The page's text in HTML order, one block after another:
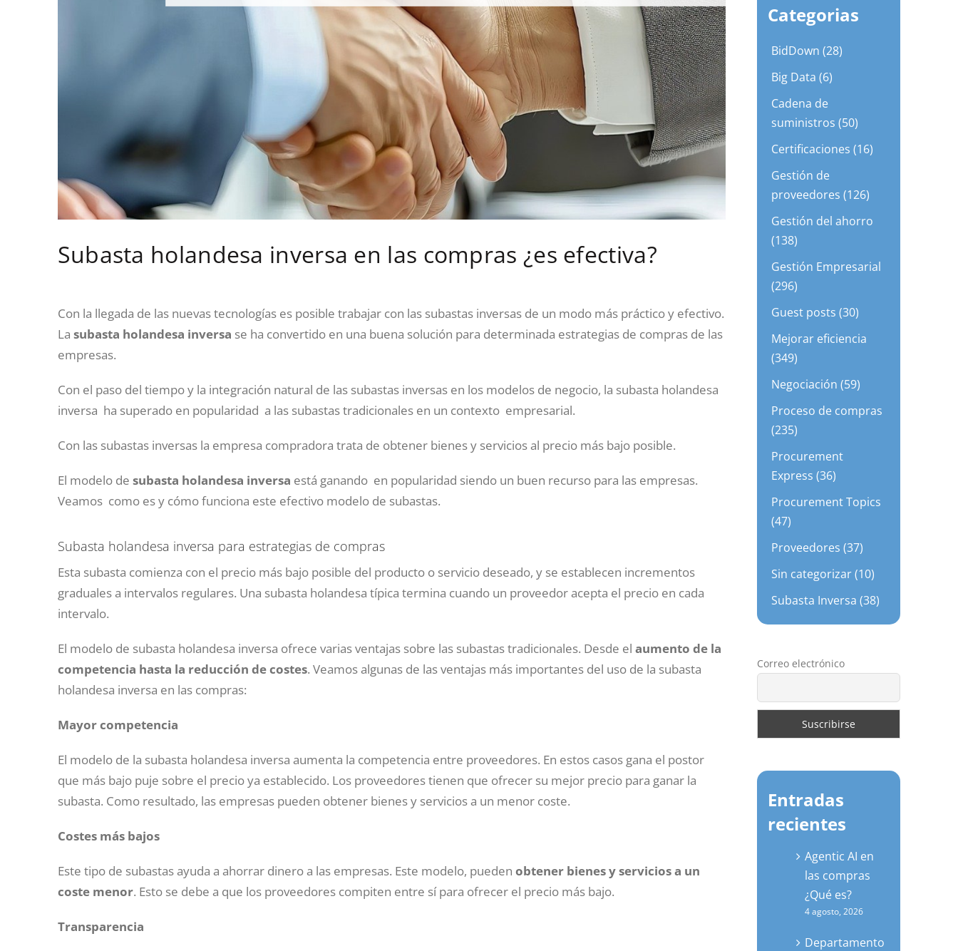
Subasta holandesa inversa en las compras ¿es efectiva?
Con la llegada de las nuevas tecnologías es posible trabajar con las subastas inversas de un modo más práctico y efectivo.
La subasta holandesa inversa se ha convertido en una buena solución para determinada estrategias de compras de las
empresas.
Con el paso del tiempo y la integración natural de las subastas inversas en los modelos de negocio, la subasta holandesa
inversa ha superado en popularidad a las subastas tradicionales en un contexto empresarial.
Con las subastas inversas la empresa compradora trata de obtener bienes y servicios al precio más bajo posible.
El modelo de subasta holandesa inversa está ganando en popularidad siendo un buen recurso para las empresas.
Veamos como es y cómo funciona este efectivo modelo de subastas.
Subasta holandesa inversa para estrategias de compras
Esta subasta comienza con el precio más bajo posible del producto o servicio deseado, y se establecen incrementos
graduales a intervalos regulares. Una subasta holandesa típica termina cuando un proveedor acepta el precio en cada
intervalo.
El modelo de subasta holandesa inversa ofrece varias ventajas sobre las subastas tradicionales. Desde el aumento de la
competencia hasta la reducción de costes. Veamos algunas de las ventajas más importantes del uso de la subasta
holandesa inversa en las compras:
Mayor competencia
El modelo de la subasta holandesa inversa aumenta la competencia entre proveedores. En estos casos gana el postor
que más bajo puje sobre el precio ya establecido. Los proveedores tienen que ofrecer su mejor precio para ganar la
subasta. Como resultado, las empresas pueden obtener bienes y servicios a un menor coste.
Costes más bajos
Este tipo de subastas ayuda a ahorrar dinero a las empresas. Este modelo, pueden obtener bienes y servicios a un
coste menor. Esto se debe a que los proveedores compiten entre sí para ofrecer el precio más bajo.
Transparencia
Categorias
BidDown (28)
Big Data (6)
Cadena de
suministros (50)
Certificaciones (16)
Gestión de
proveedores (126)
Gestión del ahorro
(138)
Gestión Empresarial
(296)
Guest posts (30)
Mejorar eficiencia
(349)
Negociación (59)
Proceso de compras
(235)
Procurement
Express (36)
Procurement Topics
(47)
Proveedores (37)
Sin categorizar (10)
Subasta Inversa (38)
Correo electrónico
Entradas
recientes
Agentic AI en
las compras
¿Qué es?
4 agosto, 2026
Departamento